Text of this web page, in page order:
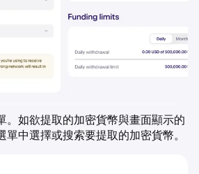
。如欲提取的加密貨幣與畫面顯示的
單中選擇或搜索要提取的加密貨幣。